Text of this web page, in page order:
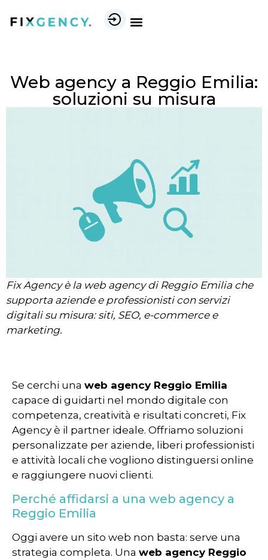
Web agency a Reggio Emilia:
soluzioni su misura
Fix Agency è la web agency di Reggio Emilia che
supporta aziende e professionisti con servizi
digitali su misura: siti, SEO, e-commerce e
marketing.
Se cerchi una web agency Reggio Emilia
capace di guidarti nel mondo digitale con
competenza, creatività e risultati concreti, Fix
Agency è il partner ideale. Offriamo soluzioni
personalizzate per aziende, liberi professionisti
e attività locali che vogliono distinguersi online
e raggiungere nuovi clienti.
Perché affidarsi a una web agency a
Reggio Emilia
Oggi avere un sito web non basta: serve una
strategia completa. Una web agency Reggio